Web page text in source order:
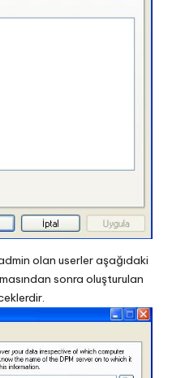
olan userler aşağıdaki
sonra oluşturulan